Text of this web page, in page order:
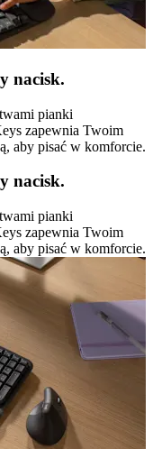
nacisk.
pianki
zapewnia Twoim
aby pisać w komforcie.
nacisk.
pianki
zapewnia Twoim
aby pisać w komforcie.